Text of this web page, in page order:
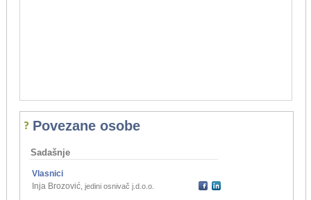
Povezane osobe
Sadašnje
Vlasnici
Inja Brozović, jedini osnivač j.d.o.o.